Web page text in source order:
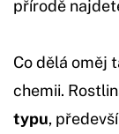
přírodě
Co dělá oměj
chemii.
typu,